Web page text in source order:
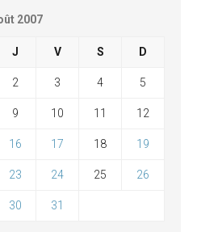
2007
J V S D
2 3 4 5
9 10 11 12
16 17 18 19
23 24 25 26
30 31